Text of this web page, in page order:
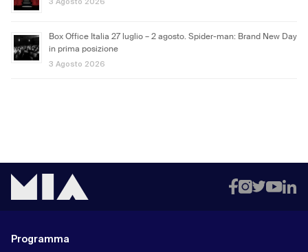
Box Office Italia 27 luglio – 2 agosto. Spider-man: Brand New Day
in prima posizione
3 Agosto 2026
Programma